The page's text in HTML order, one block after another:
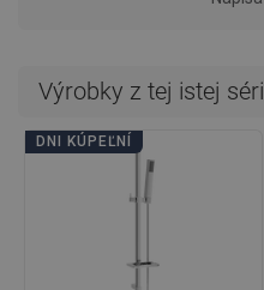
Výrobky z tej istej
DNI KÚPEĽNÍ